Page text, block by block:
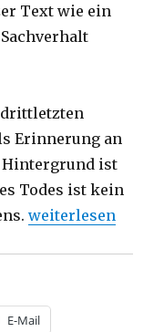
Text wie ein
drittletzten
Erinnerung an
Hintergrund ist
Todes ist kein
„Predigt über
weiterlesen
E-Mail